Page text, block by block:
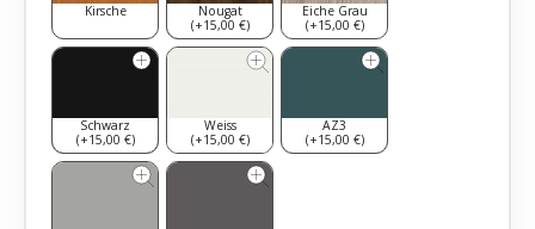
Kirsche
Nougat
(+15,00 €)
Eiche Grau
(+15,00 €)
Schwarz
(+15,00 €)
Weiss
(+15,00 €)
AZ3
(+15,00 €)